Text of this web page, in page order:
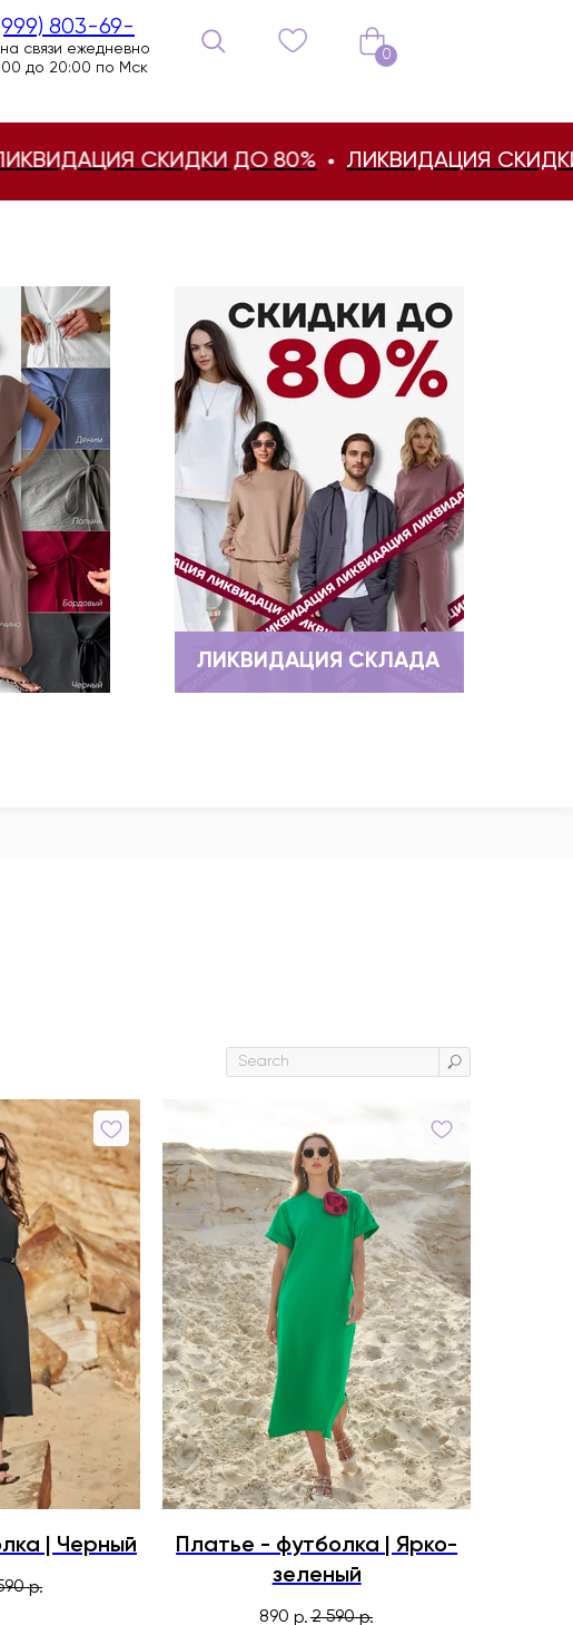
0
803-69-
связи ежедневно
до 20:00 по Мск
СКИДКИ ДО 80% ЛИКВИДАЦИЯ СКИДКИ
ЛИКВИДАЦИЯ СКЛАДА
| Черный
р.
Платье - футболка | Ярко-
зеленый
890 р. 2 590 р.